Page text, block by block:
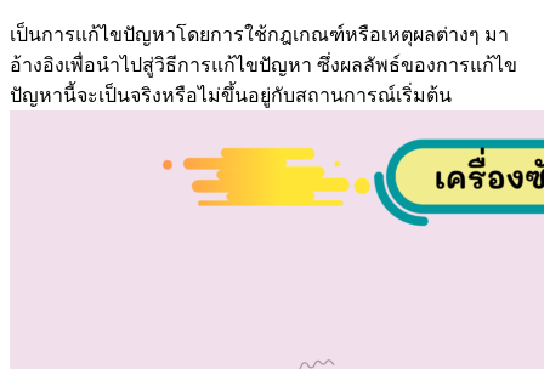
เป็นการแก้ไขปัญหาโดยการใช้กฎเกณฑ์หรือเหตุผลต่างๆ มา
อ้างอิงเพื่อนำไปสู่วิธีการแก้ไขปัญหา ซึ่งผลลัพธ์ของการแก้ไข
ปัญหานี้จะเป็นจริงหรือไม่ขึ้นอยู่กับสถานการณ์เริ่มต้น